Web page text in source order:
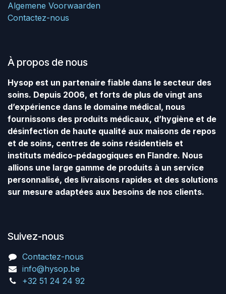
Algemene Voorwaarden
Contactez-nous
À propos de nous
Hysop est un partenaire fiable dans le secteur des
soins. Depuis 2006, et forts de plus de vingt ans
d’expérience dans le domaine médical, nous
fournissons des produits médicaux, d’hygiène et de
désinfection de haute qualité aux maisons de repos
et de soins, centres de soins résidentiels et
instituts médico-pédagogiques en Flandre. Nous
allions une large gamme de produits à un service
personnalisé, des livraisons rapides et des solutions
sur mesure adaptées aux besoins de nos clients.
Suivez-nous
Contactez-nous
info@hysop.be
+32 51 24 24 92